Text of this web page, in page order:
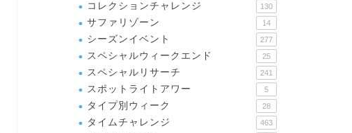
コレクションチャレンジ 130
サファリゾーン 14
シーズンイベント 277
スペシャルウィークエンド 25
スペシャルリサーチ 241
スポットライトアワー 5
タイプ別ウィーク 28
タイムチャレンジ 463